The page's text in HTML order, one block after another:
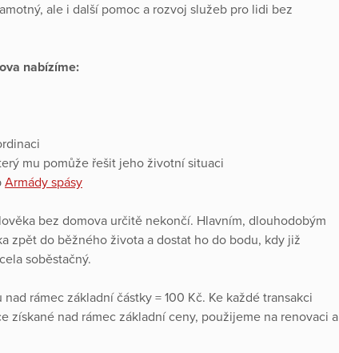
ale i další pomoc a rozvoj služeb pro lidi bez
nabízíme:
mu pomůže řešit jeho životní situaci
Armády spásy
bez domova určitě nekončí. Hlavním, dlouhodobým
zpět do běžného života a dostat ho do bodu, kdy již
soběstačný.
rámec základní částky = 100 Kč. Ke každé transakci
získané nad rámec základní ceny, použijeme na renovaci a